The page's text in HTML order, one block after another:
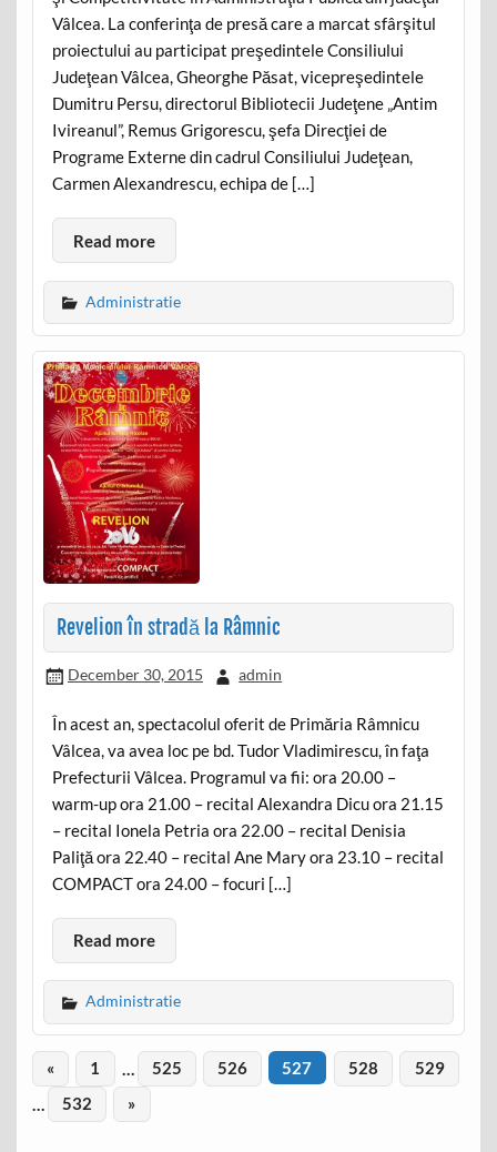
Vâlcea. La conferinţa de presă care a marcat sfârşitul
proiectului au participat preşedintele Consiliului
Judeţean Vâlcea, Gheorghe Păsat, vicepreşedintele
Dumitru Persu, directorul Bibliotecii Judeţene „Antim
Ivireanul”, Remus Grigorescu, şefa Direcţiei de
Programe Externe din cadrul Consiliului Judeţean,
Carmen Alexandrescu, echipa de […]
Read more
Administratie
Revelion în stradă la Râmnic
December 30, 2015 admin
În acest an, spectacolul oferit de Primăria Râmnicu
Vâlcea, va avea loc pe bd. Tudor Vladimirescu, în faţa
Prefecturii Vâlcea. Programul va fii: ora 20.00 –
warm-up ora 21.00 – recital Alexandra Dicu ora 21.15
– recital Ionela Petria ora 22.00 – recital Denisia
Paliţă ora 22.40 – recital Ane Mary ora 23.10 – recital
COMPACT ora 24.00 – focuri […]
Read more
Administratie
« 1 525 526 527 528
529
532 »